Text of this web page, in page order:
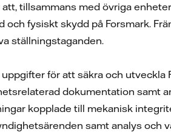
tillsammans med övriga
fysiskt skydd på Forsmark.
ställningstaganden.
för att säkra och utveckla
dokumentation samt
kopplade till mekanisk
samt analys och